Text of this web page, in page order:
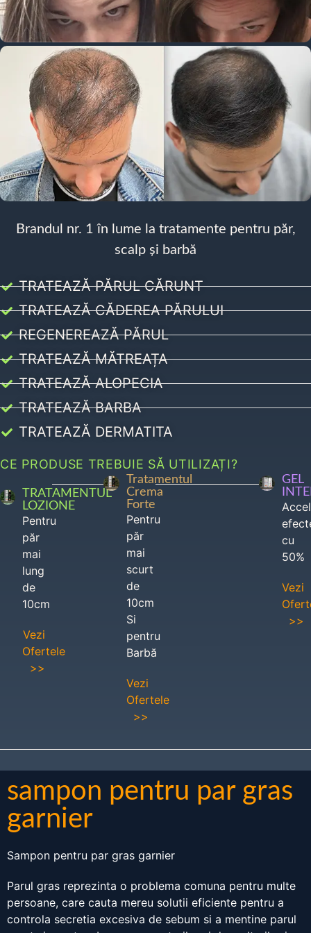
Brandul nr. 1 în lume la tratamente pentru păr,
scalp și barbă
TRATEAZĂ PĂRUL CĂRUNT
TRATEAZĂ CĂDEREA PĂRULUI
REGENEREAZĂ PĂRUL
TRATEAZĂ MĂTREAȚA
TRATEAZĂ ALOPECIA
TRATEAZĂ BARBA
TRATEAZĂ DERMATITA
CE PRODUSE TREBUIE SĂ UTILIZAȚI?
TRATAMENTUL
LOZIONE
Pentru
păr
mai
lung
de
10cm
Vezi
Ofertele
>>
Tratamentul
Crema
Forte
Pentru
păr
mai
scurt
de
10cm
Si
pentru
Barbă
Vezi
Ofertele
>>
GEL
cu
50%
Vezi
>>
sampon pentru par gras
garnier
Sampon pentru par gras garnier
Parul gras reprezinta o problema comuna pentru multe
persoane, care cauta mereu solutii eficiente pentru a
controla secretia excesiva de sebum si a mentine parul